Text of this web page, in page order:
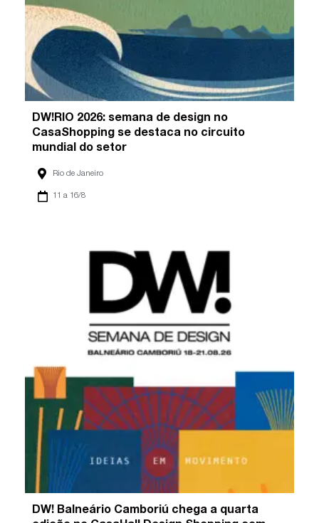
DW!RIO 2026: semana de design no
CasaShopping se destaca no circuito
mundial do setor
Rio de Janeiro
11 a 16/8
DW! Balneário Camboriú chega a quarta